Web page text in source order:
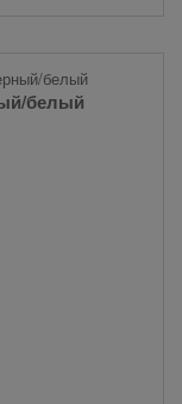
белый